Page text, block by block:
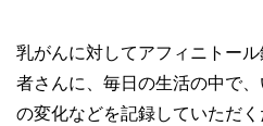
乳がんに対してアフィニトー
者さんに、毎日の生活の中で
の変化などを記録していただく